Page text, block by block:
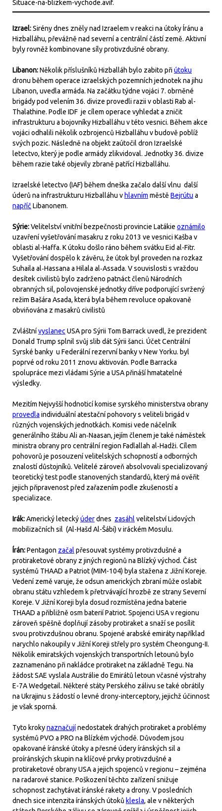
Izrael:Sirény dnes zněly nad Izraelem v reakci na útoky Íránu a
Hizballáhu, převážně nad severní a centrální částí země. Aktivní
byly rovněž kombinovane síly protivzdušné obrany.
Libanon:Několik příslušníků Hizballáh bylo zabito přiútoku
dronu během operace izraelských pozemních jednotek na jihu
Libanon, uvedla armáda. Na začátku týdne vojáci 7. obrněné
brigády pod velením 36. divize provedli razii v oblasti Rab al-
Thalathine. Podle IDF je cílem operace vyhledat a zničit
infrastrukturu a bojovníky Hizballáhu v této vesnici. Během akce
vojáci odhalili několik ozbrojenců Hizballáhu v budově poblíž
svých pozic. Následně na objekt zaútočil dron Izraelské
letectvo, který je podle armády zlikvidoval. Jednotky 36. divize
během razie také objevily zbraně patřící Hizballáhu.
Izraelské letectvo (IAF) během dneška začalo další vlnu další
úderů na infrastrukturu Hizballáhu v hlavním městě Bejrútu a
napříč Libanonem.
Sýrie:Velitelství vnitřní bezpečnosti provincie Latákie oznámilo
uzavření vyšetřování masakru z roku 2013 ve vesnici Kašba v
oblasti al-Haffa. K útoku došlo ráno během svátku Eid al-Fitr.
Vyšetřování dospělo k závěru, že útok byl proveden na rozkaz
Suhaila al‑Hassana a Hilala al‑Assada. V souvislosti s vraždou
desítek civilistů bylo zadrženo patnáct členů Národních
obranných sil, polovojenské jednotky dříve podporující svržený
režim Bašára Asada, která byla během revoluce opakovaně
obviňována z masakrů civilistů
Zvláštnívyslanec USA pro Sýrii Tom Barrack uvedl, že prezident
Donald Trump splnil svůj slib dát Sýrii šanci. Účet Centrální
Syrské banky u Federální rezervní banky v New Yorku. byl
poprvé od roku 2011 znovu aktivován. Podle Barracka
spolupráce mezi vládami Sýrie a USA přináší hmatatelné
výsledky.
Mezitím Nejvyšší hodnoticí komise syrského ministerstva obrany
provedla individuální atestační pohovory s veliteli brigád v
různých vojenských jednotkách. Komisi vede náčelník
generálního štábu Ali an‑Naasan, jejím členem je také náměstek
ministra obrany pro centrální region Fadlallah al‑Hadži. Cílem
pohovorů je posouzení velitelských schopností a odborných
znalostí důstojníků. Velitelé zároveň absolvovali specializovaný
teoretický test podle stanovených standardů, který má ověřit
jejich připravenost před zařazením podle zkušeností a
specializace.
Irák:Americký leteckýúderdnes zasáhl velitelství Lidových
mobilizačních sil (Al-Hašd Al-Šábi) v iráckém Mosulu.
Írán:Pentagon začal přesouvat systémy protivzdušné a
protiraketové obrany z jiných regionů na Blízký východ. Část
systémů THAAD a Patriot (MIM-104) byla stažena z Jižní Koreje.
Vedení země varuje, že odsun amerických zbraní může oslabit
obranu státu vzhledem k přetrvávající hrozbě ze strany Severní
Koreje. V Jižní Koreji byla dosud rozmístěna jedna baterie
THAAD a přibližně osm baterií Patriot. Spojenci USA v regionu
zároveň spěšně doplňují zásoby protiraket a snaží se posílit
svou protivzdušnou obranu. Spojené arabské emiráty například
narychlo nakoupily v Jižní Koreji střely pro systém Cheongung-II.
Několik emiratských vojenských transportních letounů bylo
zaznamenáno při nakládce protiraket na základně Tegu. Na
žádost SAE vyslala Austrálie do Emirátů letoun včasné výstrahy
E-7A Wedgetail. Některé státy Perského zálivu se také obrátily
na Ukrajinu s žádostí o levné drony-interceptory, jejichž účinnost
je však sporná.
Tyto krokynaznačujínedostatek drahých protiraket a problémy
systémů PVO a PRO na Blízkém východě. Důvodem jsou
opakované íránské útoky a přesné údery íránských sil a
proíránských skupin na klíčové prvky protivzdušné a
protiraketové obrany USA a jejich spojenců v regionu – zejména
na radarové stanice. Poškození těchto zařízení snižuje
schopnost zachytávat íránské rakety a drony. V posledních
dnech sice intenzita íránských útoků klesla, ale v některých